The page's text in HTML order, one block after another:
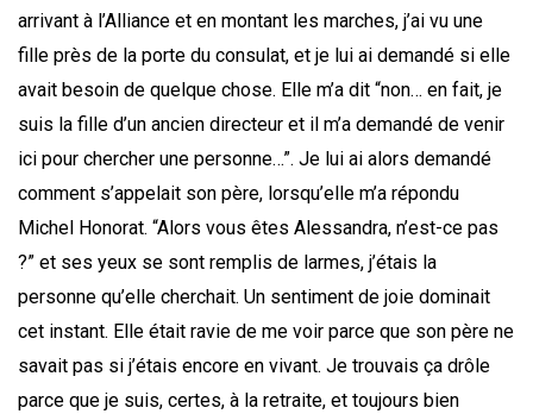
arrivant à l’Alliance et en montant les marches, j’ai vu une
fille près de la porte du consulat, et je lui ai demandé si elle
avait besoin de quelque chose. Elle m’a dit “non… en fait, je
suis la fille d’un ancien directeur et il m’a demandé de venir
ici pour chercher une personne…”. Je lui ai alors demandé
comment s’appelait son père, lorsqu’elle m’a répondu
Michel Honorat. “Alors vous êtes Alessandra, n’est-ce pas
?” et ses yeux se sont remplis de larmes, j’étais la
personne qu’elle cherchait. Un sentiment de joie dominait
cet instant. Elle était ravie de me voir parce que son père ne
savait pas si j’étais encore en vivant. Je trouvais ça drôle
parce que je suis, certes, à la retraite, et toujours bien